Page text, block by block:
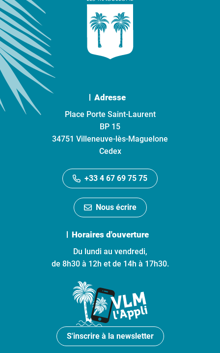
Adresse
Place Porte Saint-Laurent
BP 15
34751 Villeneuve-lès-Maguelone
Cedex
+33 4 67 69 75 75
Nous écrire
Horaires d'ouverture
Du lundi au vendredi,
de 8h30 à 12h et de 14h à 17h30.
S'inscrire à la newsletter